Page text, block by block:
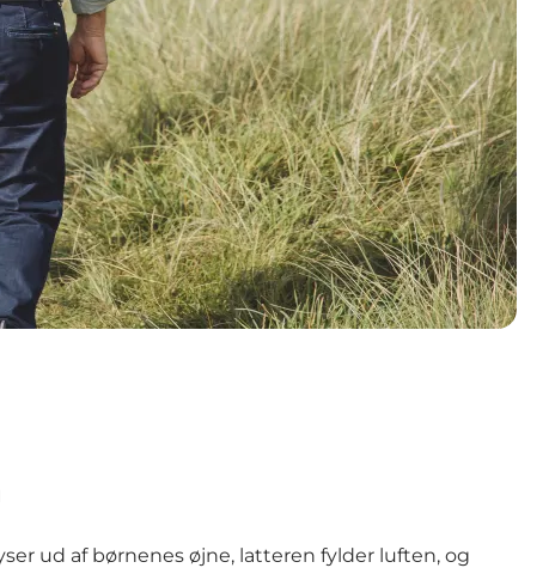
ud af børnenes øjne, latteren fylder luften, og